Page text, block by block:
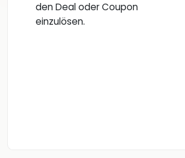
den Deal oder Coupon
einzulösen.